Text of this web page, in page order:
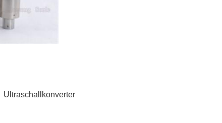
Ultraschallkonverter